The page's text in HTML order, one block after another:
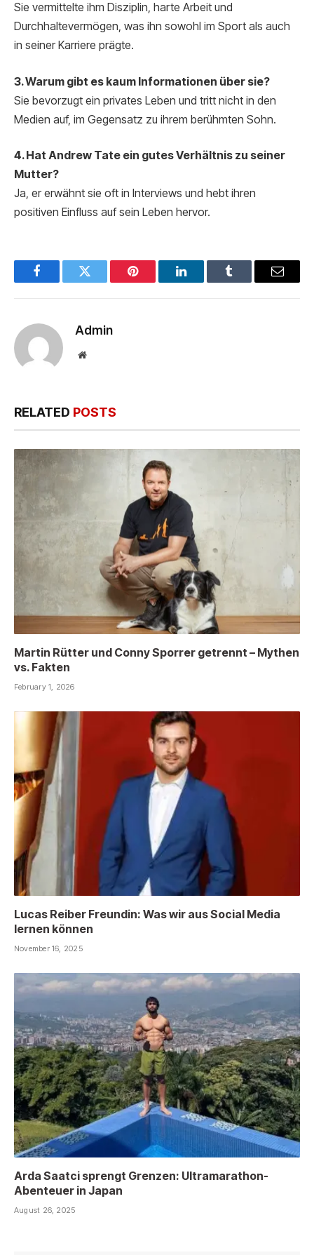
Sie vermittelte ihm Disziplin, harte Arbeit und
Durchhaltevermögen, was ihn sowohl im Sport als auch
in seiner Karriere prägte.
3. Warum gibt es kaum Informationen über sie?
Sie bevorzugt ein privates Leben und tritt nicht in den
Medien auf, im Gegensatz zu ihrem berühmten Sohn.
4. Hat Andrew Tate ein gutes Verhältnis zu seiner
Mutter?
Ja, er erwähnt sie oft in Interviews und hebt ihren
positiven Einfluss auf sein Leben hervor.
FacebookTwitter Pinterest LinkedInTumblr Email
Admin
Website
RELATED POSTS
Martin Rütter und Conny Sporrer getrennt – Mythen
vs. Fakten
February 1, 2026
Lucas Reiber Freundin: Was wir aus Social Media
lernen können
November 16, 2025
Arda Saatci sprengt Grenzen: Ultramarathon-
Abenteuer in Japan
August 26, 2025